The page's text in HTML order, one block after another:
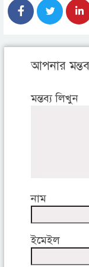
আপনার
মন্তব্য লিখুন
নাম
ইমেইল